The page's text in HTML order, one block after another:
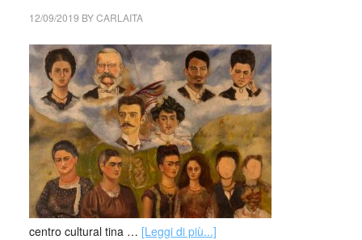
12/09/2019 BYCARLAITA
centro cultural tina … [Leggi di più...]